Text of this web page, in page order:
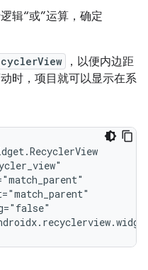
辑“或”运算，确定
，以便内边距
时，项目就可以显示在系